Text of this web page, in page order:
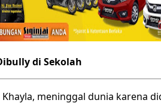
di Sekolah
Khayla, meninggal dunia karena